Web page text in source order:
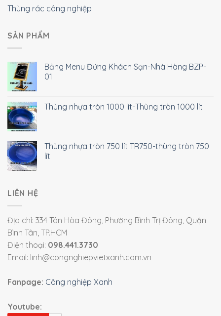
Thùng rác công nghiệp
SẢN PHẨM
Bảng Menu Đứng Khách Sạn-Nhà Hàng BZP-
01
Thùng nhựa tròn 1000 lít-Thùng tròn 1000 lít
Thùng nhựa tròn 750 lít TR750-thùng tròn 750
lít
LIÊN HỆ
Địa chỉ: 334 Tân Hòa Đông, Phường Bình Trị Đông, Quận
Bình Tân, TP.HCM
Điện thoại: 098.441.3730
Email: linh@congnghiepvietxanh.com.vn
Fanpage: Công nghiệp Xanh
Youtube: